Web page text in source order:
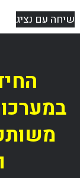
שיחה עם נציג